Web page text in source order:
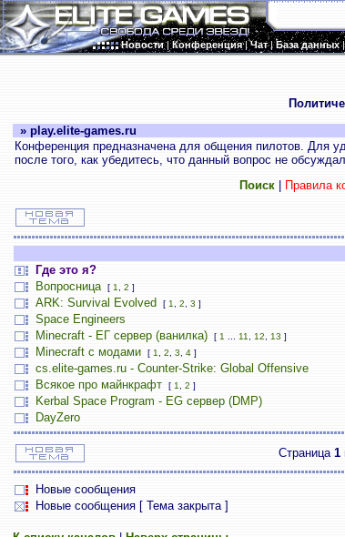
Новости|Конференция|Чат|База данных|
» play.elite-games.ru
Конференция предназначена для общения пилотов. Для
после того, как убедитесь, что данный вопрос не
Поиск| Правила
Где это я?
Вопросница [ 1 2 ]
ARK: Survival Evolved [ 1 2 3 ]
Space Engineers
Minecraft - ЕГ сервер (ванилка) [ 1 11 12 13 ]
Minecraft с модами [ 1 2 3 4]
cs.elite-games.ru - Counter-Strike: Global Offensive
Всякое про майнкрафт [ 1 2 ]
Kerbal Space Program - EG сервер (DMP)
DayZero
Страница 1
Новые сообщения
Новые сообщения [ Тема закрыта ]